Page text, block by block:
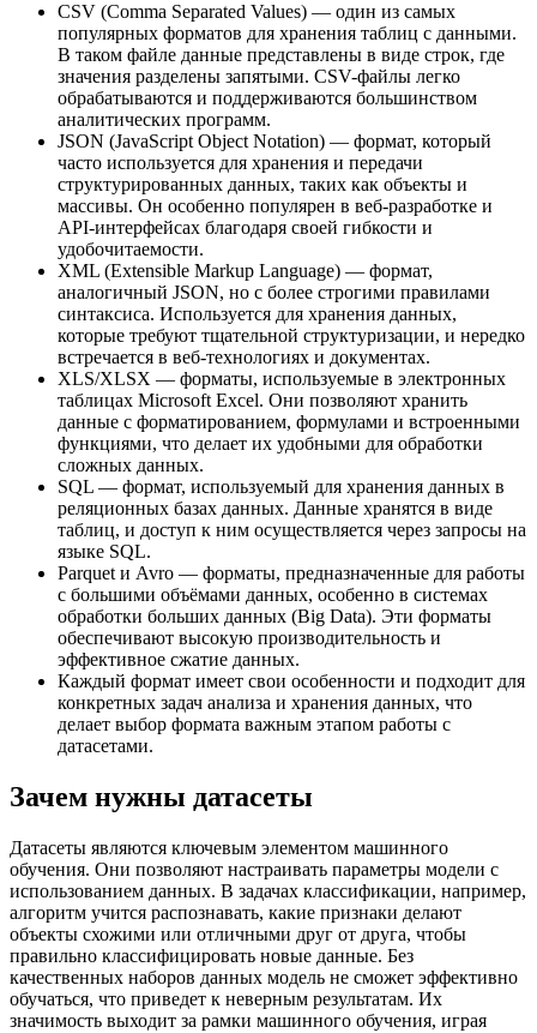
CSV (Comma Separated Values) — один из самых
популярных форматов для хранения таблиц с данными.
В таком файле данные представлены в виде строк, где
значения разделены запятыми. CSV-файлы легко
обрабатываются и поддерживаются большинством
аналитических программ.
JSON (JavaScript Object Notation) — формат, который
часто используется для хранения и передачи
структурированных данных, таких как объекты и
массивы. Он особенно популярен в веб-разработке и
API-интерфейсах благодаря своей гибкости и
удобочитаемости.
XML (Extensible Markup Language) — формат,
аналогичный JSON, но с более строгими правилами
синтаксиса. Используется для хранения данных,
которые требуют тщательной структуризации, и нередко
встречается в веб-технологиях и документах.
XLS/XLSX — форматы, используемые в электронных
таблицах Microsoft Excel. Они позволяют хранить
данные с форматированием, формулами и встроенными
функциями, что делает их удобными для обработки
сложных данных.
SQL — формат, используемый для хранения данных в
реляционных базах данных. Данные хранятся в виде
таблиц, и доступ к ним осуществляется через запросы на
языке SQL.
Parquet и Avro — форматы, предназначенные для работы
с большими объёмами данных, особенно в системах
обработки больших данных (Big Data). Эти форматы
обеспечивают высокую производительность и
эффективное сжатие данных.
Каждый формат имеет свои особенности и подходит для
конкретных задач анализа и хранения данных, что
делает выбор формата важным этапом работы с
датасетами.
Зачем нужны датасеты
Датасеты являются ключевым элементом машинного
обучения. Они позволяют настраивать параметры модели с
использованием данных. В задачах классификации, например,
алгоритм учится распознавать, какие признаки делают
объекты схожими или отличными друг от друга, чтобы
правильно классифицировать новые данные. Без
качественных наборов данных модель не сможет эффективно
обучаться, что приведет к неверным результатам. Их
значимость выходит за рамки машинного обучения, играя